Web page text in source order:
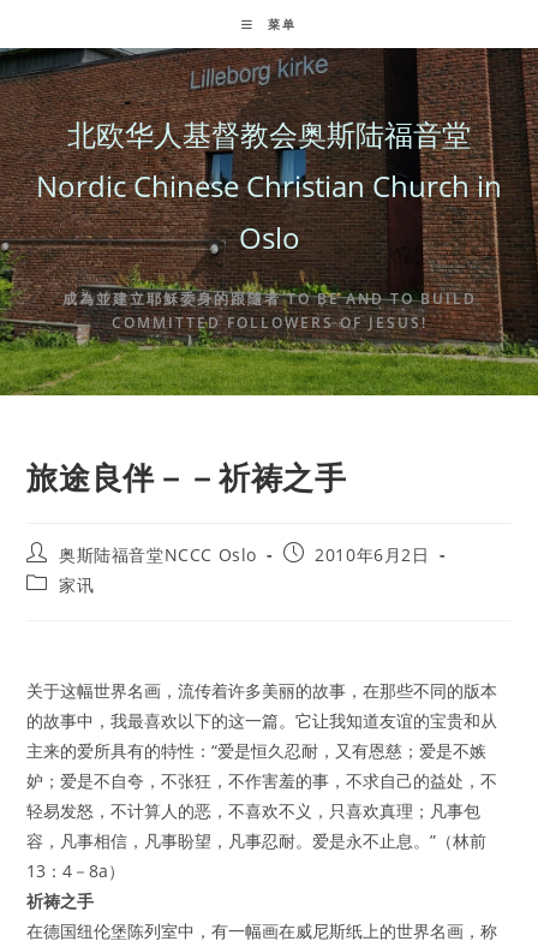
to
content
菜单
北欧华人基督教会奥斯陆福音堂
Nordic Chinese Christian Church in
Oslo
成為並建立耶穌委身的跟隨者 TO BE AND TO BUILD
COMMITTED FOLLOWERS OF JESUS!
旅途良伴－－祈祷之手
Post
author:
奥斯陆福音堂NCCC Oslo
Post2010年6月2日
Post家讯
关于这幅世界名画，流传着许多美丽的故事，在那些不同的版本
的故事中，我最喜欢以下的这一篇。它让我知道友谊的宝贵和从
主来的爱所具有的特性：“爱是恒久忍耐，又有恩慈；爱是不嫉
妒；爱是不自夸，不张狂，不作害羞的事，不求自己的益处，不
轻易发怒，不计算人的恶，不喜欢不义，只喜欢真理；凡事包
容，凡事相信，凡事盼望，凡事忍耐。爱是永不止息。”（林前
13：4－8a）
祈祷之手
在德国纽伦堡陈列室中，有一幅画在威尼斯纸上的世界名画，称